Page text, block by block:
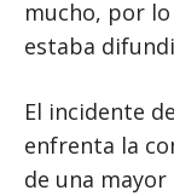
mucho, por
estaba
El incidente
enfrenta la
de una